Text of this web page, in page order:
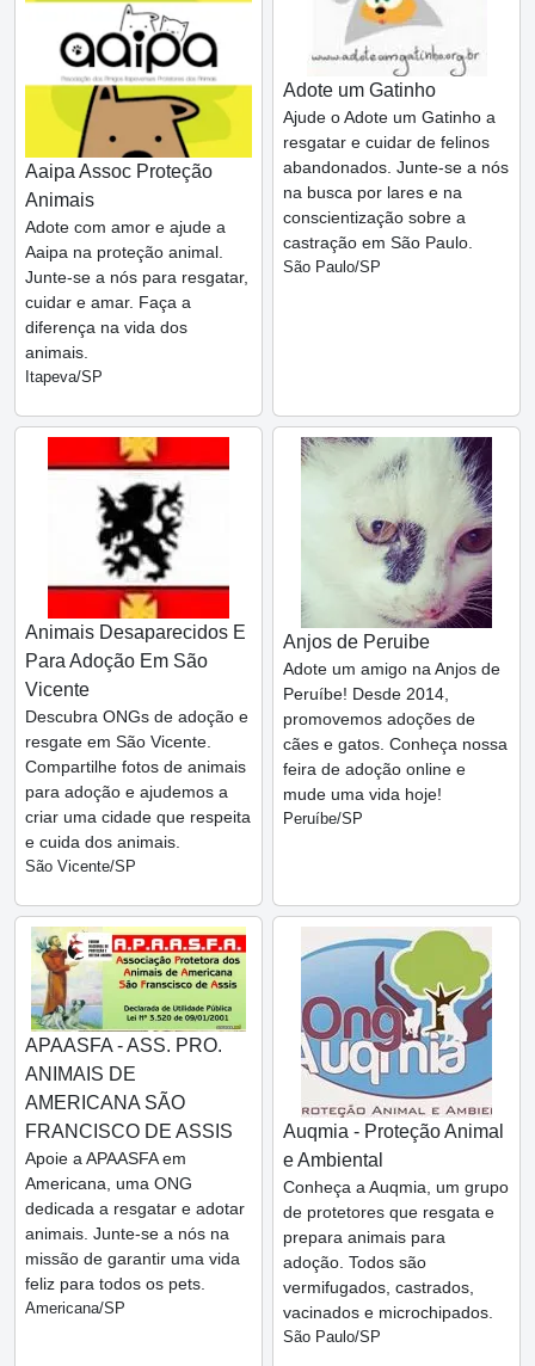
Aaipa Assoc Proteção
Animais
Adote com amor e ajude a
Aaipa na proteção animal.
Junte-se a nós para resgatar,
cuidar e amar. Faça a
diferença na vida dos
animais.
Itapeva/SP
Adote um Gatinho
Ajude o Adote um Gatinho a
resgatar e cuidar de felinos
abandonados. Junte-se a nós
na busca por lares e na
conscientização sobre a
castração em São Paulo.
São Paulo/SP
Animais Desaparecidos E
Para Adoção Em São
Vicente
Descubra ONGs de adoção e
resgate em São Vicente.
Compartilhe fotos de animais
para adoção e ajudemos a
criar uma cidade que respeita
e cuida dos animais.
São Vicente/SP
Anjos de Peruibe
Adote um amigo na Anjos de
Peruíbe! Desde 2014,
promovemos adoções de
cães e gatos. Conheça nossa
feira de adoção online e
mude uma vida hoje!
Peruíbe/SP
APAASFA - ASS. PRO.
ANIMAIS DE
AMERICANA SÃO
FRANCISCO DE ASSIS
Apoie a APAASFA em
Americana, uma ONG
dedicada a resgatar e adotar
animais. Junte-se a nós na
missão de garantir uma vida
feliz para todos os pets.
Americana/SP
Auqmia - Proteção Animal
e Ambiental
Conheça a Auqmia, um grupo
de protetores que resgata e
prepara animais para
adoção. Todos são
vermifugados, castrados,
vacinados e microchipados.
São Paulo/SP